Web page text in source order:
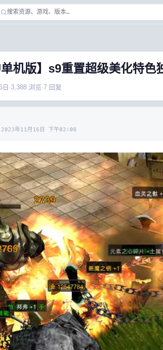
单机版】s9重置超级美化特
日 ·3,388 浏览·7 回复
2023年11月16日 下午02:08